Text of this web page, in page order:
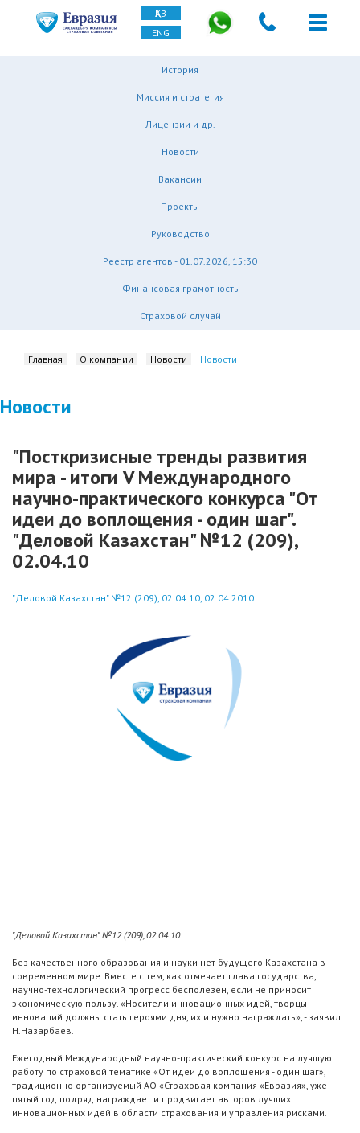
ҚАЗ
ENG
История
Миссия и стратегия
Лицензии и др.
Новости
Вакансии
Проекты
Руководство
Реестр агентов - 01.07.2026, 15:30
Финансовая грамотность
Страховой случай
Главная О компании Новости Новости
Новости
"Посткризисные тренды развития
мира - итоги V Международного
научно-практического конкурса "От
идеи до воплощения - один шаг".
"Деловой Казахстан" №12 (209),
02.04.10
"Деловой Казахстан" №12 (209), 02.04.10, 02.04.2010
"Деловой Казахстан" №12 (209), 02.04.10
Без качественного образования и науки нет будущего Казахстана в
современном мире. Вместе с тем, как отмечает глава государства,
научно-технологический прогресс бесполезен, если не приносит
экономическую пользу. «Носители инновационных идей, творцы
инноваций должны стать героями дня, их и нужно награждать», - заявил
Н.Назарбаев.
Ежегодный Международный научно-практический конкурс на лучшую
работу по страховой тематике «От идеи до воплощения - один шаг»,
традиционно организуемый АО «Страховая компания «Евразия», уже
пятый год подряд награждает и продвигает авторов лучших
инновационных идей в области страхования и управления рисками.